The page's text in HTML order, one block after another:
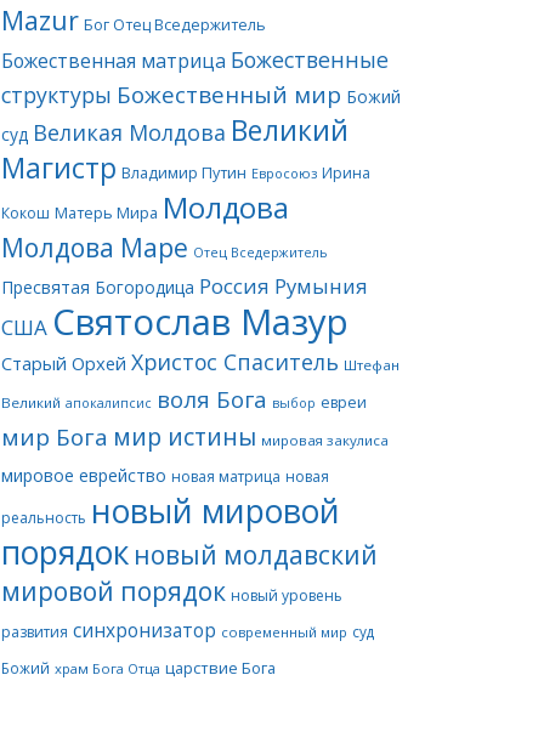
Mazur Бог Отец Вседержитель
Божественная матрица Божественные
структуры Божественный мир Божий
суд Великая Молдова Великий
Магистр Владимир Путин Евросоюз Ирина
Кокош Матерь Мира Молдова
Молдова Маре Отец Вседержитель
Пресвятая Богородица Россия Румыния
США Святослав Мазур
Старый Орхей Христос Спаситель Штефан
Великий апокалипсис воля Бога выбор евреи
мир Бога мир истины мировая закулиса
мировое еврейство новая матрица новая
реальность новый мировой
порядок новый молдавский
мировой порядок новый уровень
развития синхронизатор современный мир суд
Божий храм Бога Отца царствие Бога